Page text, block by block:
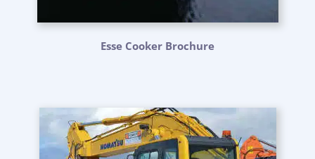
Esse Cooker Brochure